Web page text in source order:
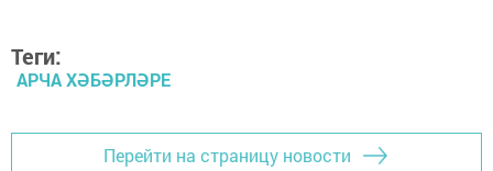
Теги:
АРЧА ХӘБӘРЛӘРЕ
Перейти на страницу новости